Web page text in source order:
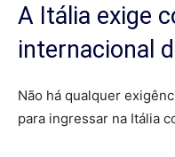
A Itália exige
internacional
Não há qualquer
para ingressar na Itália